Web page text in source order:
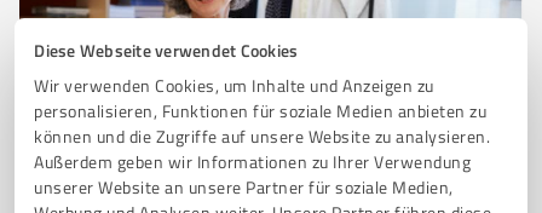
Diese Webseite verwendet Cookies
Wir verwenden Cookies, um Inhalte und Anzeigen zu
personalisieren, Funktionen für soziale Medien anbieten zu
können und die Zugriffe auf unsere Website zu analysieren.
Außerdem geben wir Informationen zu Ihrer Verwendung
unserer Website an unsere Partner für soziale Medien,
Sie möchten auch hier gelistet werden?
Registrieren Sie sich jetzt und werden Sie ein von
Kunden empfohlener ProvenExpert!